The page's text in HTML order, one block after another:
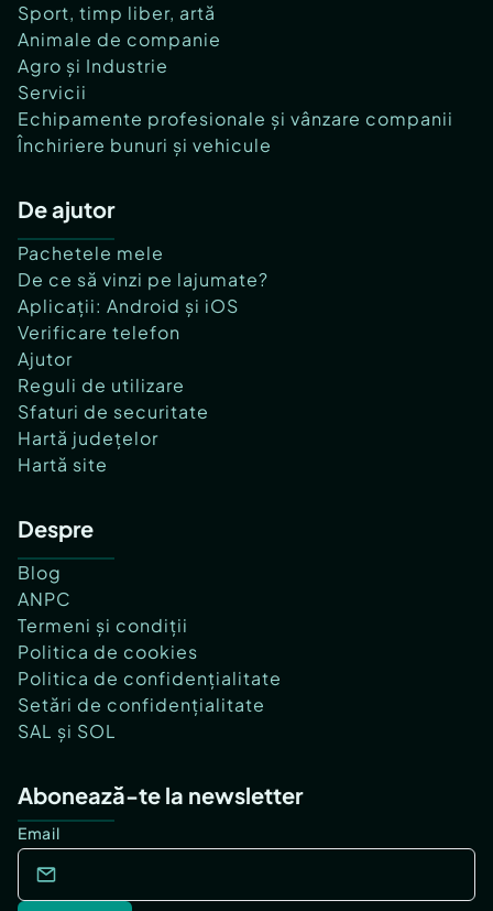
Sport, timp liber, artă
Animale de companie
Agro și Industrie
Servicii
Echipamente profesionale și vânzare companii
Închiriere bunuri și vehicule
De ajutor
Pachetele mele
De ce să vinzi pe lajumate?
Aplicații: Android și iOS
Verificare telefon
Ajutor
Reguli de utilizare
Sfaturi de securitate
Hartă județelor
Hartă site
Despre
Blog
ANPC
Termeni și condiții
Politica de cookies
Politica de confidențialitate
Setări de confidențialitate
SAL și SOL
Abonează-te la newsletter
Email